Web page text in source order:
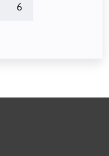
6